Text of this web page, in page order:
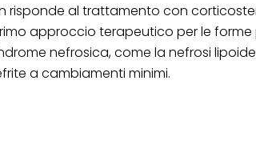
risponde al trattamento con
approccio terapeutico per le forme
nefrosica, come la nefrosi
a cambiamenti minimi.